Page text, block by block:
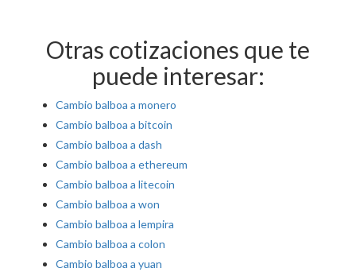
Otras cotizaciones que te
puede interesar:
Cambio balboa a monero
Cambio balboa a bitcoin
Cambio balboa a dash
Cambio balboa a ethereum
Cambio balboa a litecoin
Cambio balboa a won
Cambio balboa a lempira
Cambio balboa a colon
Cambio balboa a yuan